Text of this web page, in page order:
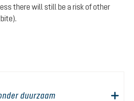
there will still be a risk of other
duurzaam